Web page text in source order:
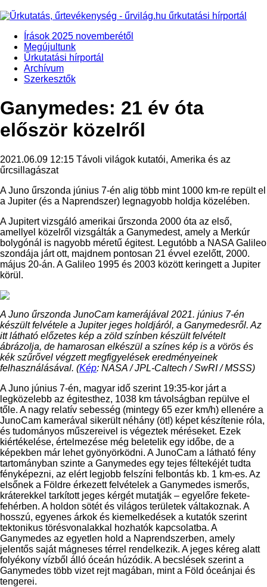
Írások 2025 novemberétől
Megújultunk
Űrkutatási hírportál
Archívum
Szerkesztők
Ganymedes: 21 év óta
először közelről
2021.06.09 12:15 Távoli világok kutatói, Amerika és az
űrcsillagászat
A Juno űrszonda június 7-én alig több mint 1000 km-re repült el
a Jupiter (és a Naprendszer) legnagyobb holdja közelében.
A Jupitert vizsgáló amerikai űrszonda 2000 óta az első,
amellyel közelről vizsgálták a Ganymedest, amely a Merkúr
bolygónál is nagyobb méretű égitest. Legutóbb a NASA Galileo
szondája járt ott, majdnem pontosan 21 évvel ezelőtt, 2000.
május 20-án. A Galileo 1995 és 2003 között keringett a Jupiter
körül.
A Juno űrszonda JunoCam kamerájával 2021. június 7-én
készült felvétele a Jupiter jeges holdjáról, a Ganymedesről. Az
itt látható előzetes kép a zöld színben készült felvételt
ábrázolja, de hamarosan elkészül a színes kép is a vörös és
kék szűrővel végzett megfigyelések eredményeinek
felhasználásával. (Kép: NASA / JPL-Caltech / SwRI / MSSS)
A Juno június 7-én, magyar idő szerint 19:35-kor járt a
legközelebb az égitesthez, 1038 km távolságban repülve el
tőle. A nagy relatív sebesség (mintegy 65 ezer km/h) ellenére a
JunoCam kamerával sikerült néhány (öt!) képet készítenie róla,
és tudományos műszereivel is végeztek méréseket. Ezek
kiértékelése, értelmezése még beletelik egy időbe, de a
képekben már lehet gyönyörködni. A JunoCam a látható fény
tartományban szinte a Ganymedes egy tejes féltekéjét tudta
fényképezni, az elért legjobb felszíni felbontás kb. 1 km-es. Az
elsőnek a Földre érkezett felvételek a Ganymedes ismerős,
kráterekkel tarkított jeges kérgét mutatják – egyelőre fekete-
fehérben. A holdon sötét és világos területek váltakoznak. A
hosszú, egyenes árkok és kiemelkedések a kutatók szerint
tektonikus törésvonalakkal hozhatók kapcsolatba. A
Ganymedes az egyetlen hold a Naprendszerben, amely
jelentős saját mágneses térrel rendelkezik. A jeges kéreg alatt
folyékony vízből álló óceán húzódik. A becslések szerint a
Ganymedes több vizet rejt magában, mint a Föld óceánjai és
tengerei.